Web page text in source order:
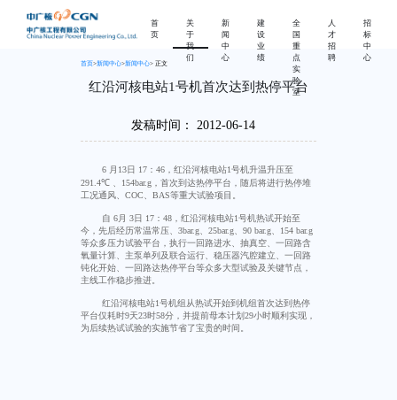
首
页
关
于
我
们
新
闻
中
心
建
设
业
绩
全
国
重
点
实
验
室
人
才
招
聘
招
标
中
心
首页>新闻中心>新闻中心> 正文
红沿河核电站1号机首次达到热停平台
发稿时间： 2012-06-14
6 月 13日 17 ： 46 ，红沿河核电站1号机升温升压至
291.4℃ 154bar.g ，首次到达热停平台，随后将进行热停堆
工况通风、 COC BAS等重大试验项目。
自 6月 3日 17 ： 48 ，红沿河核电站1号机热试开始至
今，先后经历常温常压、 3bar.g 25bar.g 90 bar.g
154 bar.g
等众多压力试验平台，执行一回路进水、抽真空、一回路含
氧量计算、主泵单列及联合运行、稳压器汽腔建立、一回路
钝化开始、一回路达热停平台等众多大型试验及关键节点，
主线工作稳步推进。
红沿河核电站1号机组从热试开始到机组首次达到热停
平台仅耗时9天23时58分，并提前母本计划29小时顺利实现，
为后续热试试验的实施节省了宝贵的时间。